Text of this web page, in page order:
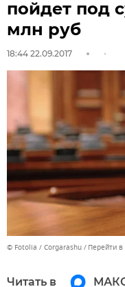
пойдет под
млн руб
18:44 22.09.2017
© Fotolia / Corgarashu Перейти
Читать в